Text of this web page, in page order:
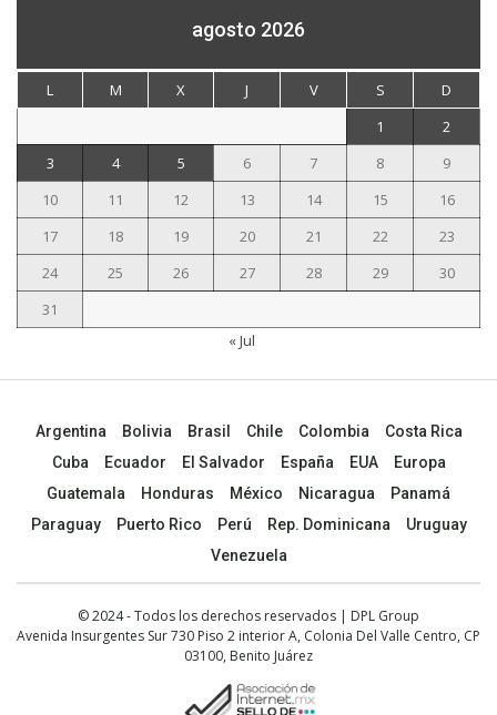
agosto 2026
L M X J V S
D
1
2
3
4 5 6 7 8
9
10
11 12 13 14 15
16
17
18 19 20 21 22
23
24
25 26 27 28 29
30
31
« Jul
Argentina Bolivia Brasil Chile Colombia
Costa Rica
Cuba
Ecuador El Salvador España EUA
Europa
Guatemala
Honduras México Nicaragua
Panamá
Paraguay
Puerto Rico Perú Rep. Dominicana
Uruguay
Venezuela
© 2024 - Todos los derechos reservados | DPL Group
Avenida Insurgentes Sur 730 Piso 2 interior A, Colonia Del Valle Centro, CP
03100, Benito Juárez